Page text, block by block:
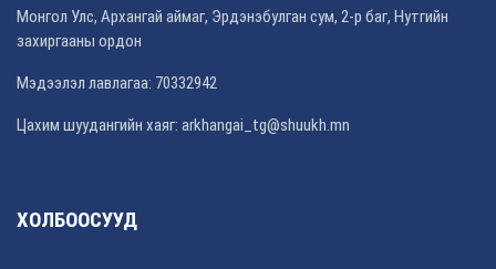
Монгол Улс, Архангай аймаг, Эрдэнэбулган сум, 2-р баг, Нутгийн
захиргааны ордон
Мэдээлэл лавлагаа: 70332942
Цахим шуудангийн хаяг: arkhangai_tg@shuukh.mn
ХОЛБООСУУД